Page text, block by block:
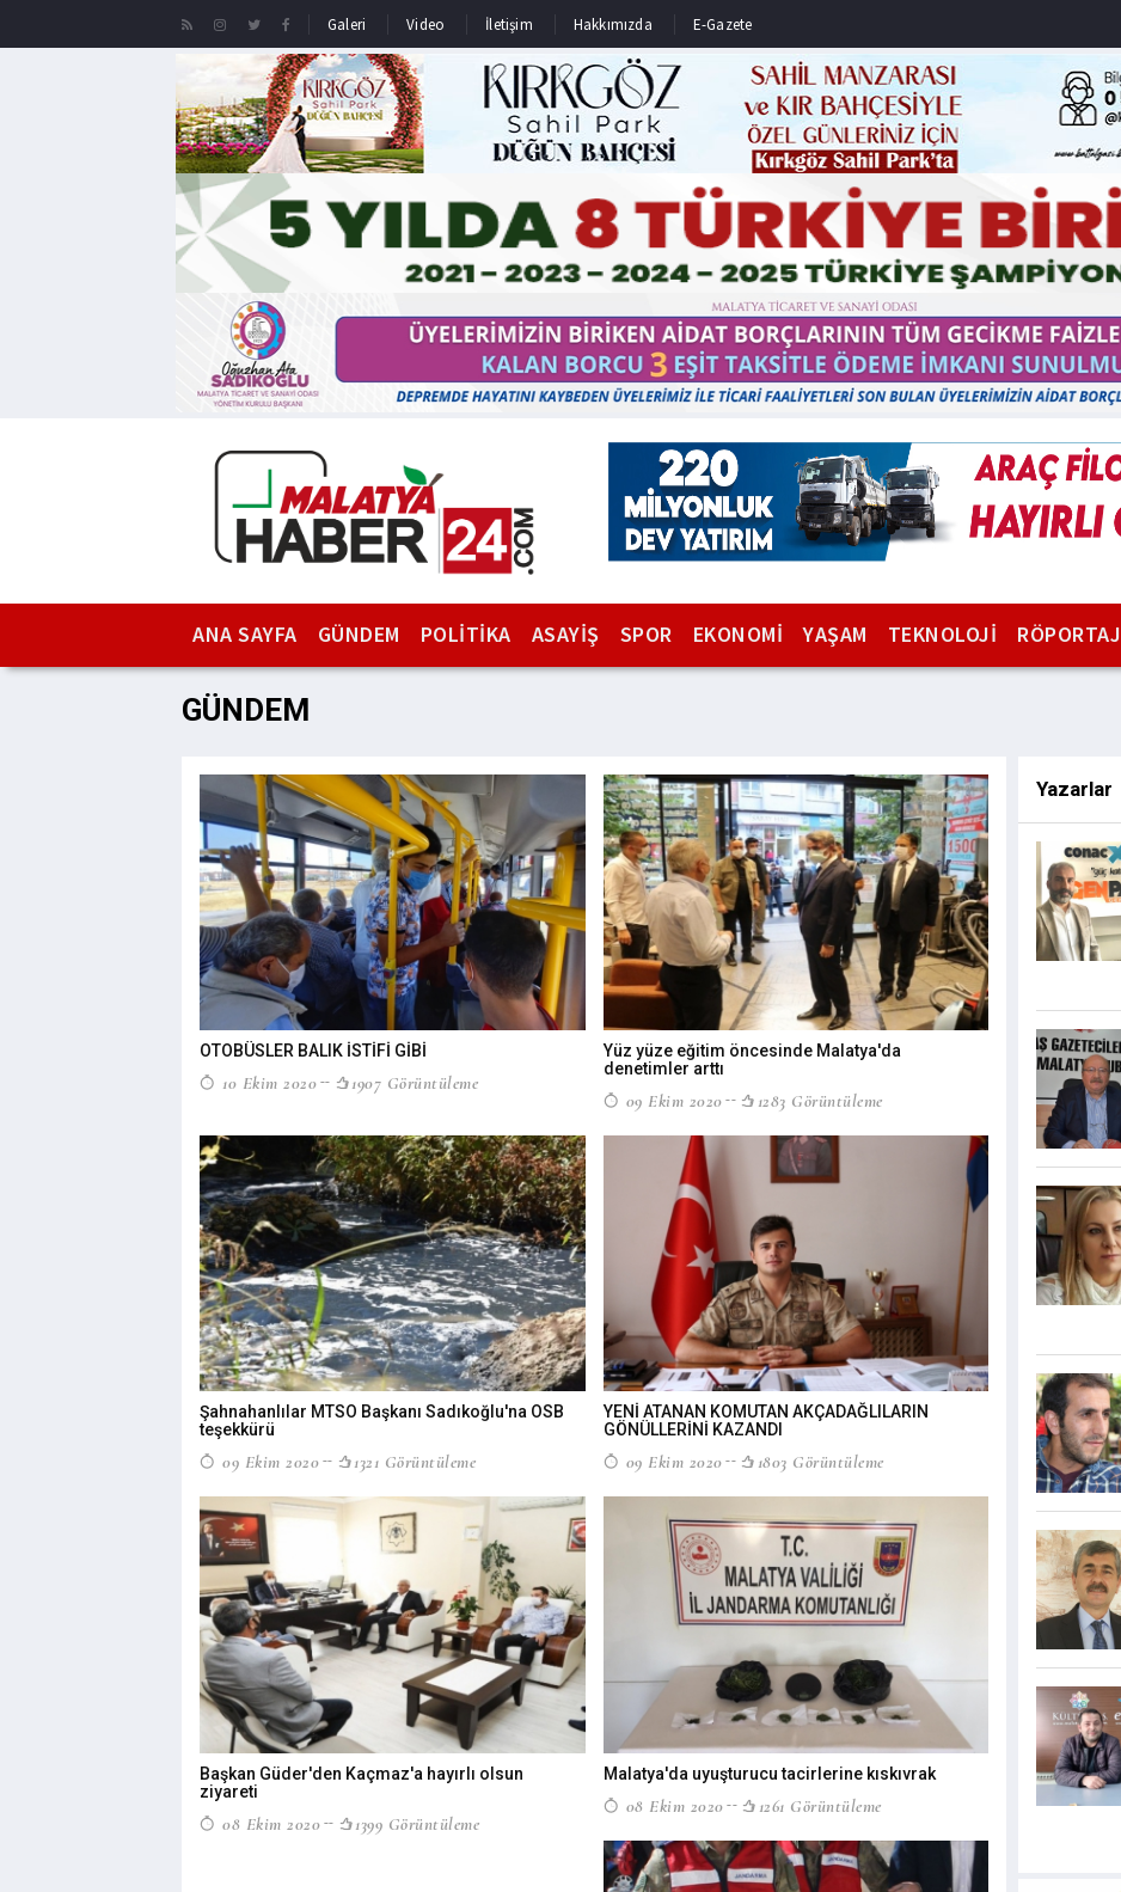
Galeri Video İletişim Hakkımızda E-Gazete
ANA SAYFA GÜNDEM POLİTİKA ASAYİŞ SPOR EKONOMİ YAŞAM TEKNOLOJİ RÖPORTAJ
GÜNDEM
OTOBÜSLER BALIK İSTİFİ GİBİ
10 Ekim 2020 1907 Görüntüleme
Yüz yüze eğitim öncesinde Malatya'da
denetimler arttı
09 Ekim 2020 1283 Görüntüleme
Şahnahanlılar MTSO Başkanı Sadıkoğlu'na OSB
teşekkürü
09 Ekim 2020 1321 Görüntüleme
YENİ ATANAN KOMUTAN AKÇADAĞLILARIN
GÖNÜLLERİNİ KAZANDI
09 Ekim 2020 1803 Görüntüleme
Başkan Güder'den Kaçmaz'a hayırlı olsun
ziyareti
08 Ekim 2020 1399 Görüntüleme
Malatya'da uyuşturucu tacirlerine kıskıvrak
08 Ekim 2020 1261 Görüntüleme
Yazarlar